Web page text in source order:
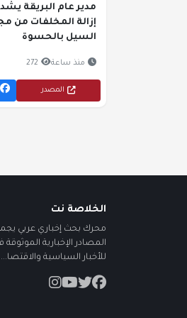
مدير عام البريقة
إزالة المخلفات من
السيل بالحسوة
منذ ساعة 272
المصدر
الخلاصة نت
محرك بحث إخباري عربي يجمع
المصادر الإخبارية
للأخبار السياسية والاقتصا...